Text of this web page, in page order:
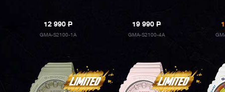
12 990P
GMA-S2100-1A
19 990P
GMA-S2100-4A